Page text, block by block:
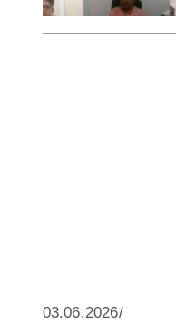
03.06.2026/